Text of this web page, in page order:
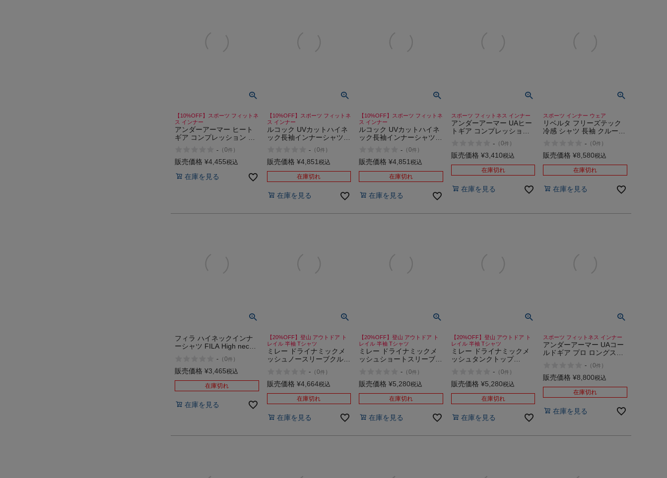
【10%OFF】スポーツ フィットネ
ス インナー
アンダーアーマー ヒート
ギア コンプレッション ロ
ナーシャツ スポーツ フィ
ットネス トレーニング イ
菌防臭 UVカット UNDER
- （0件 ）
販売価格 ¥4,455税込
在庫を見る
【10%OFF】スポーツ フィットネ
ス インナー
ルコック UVカットハイネ
ック長袖インナーシャツ le
High Neck Long Sleeves
Inner Shirt
-（0件 ）
販売価格 ¥4,851税込
在庫切れ
在庫を見る
【10%OFF】スポーツ フィットネ
ス インナー
ルコック UVカットハイネ
ック長袖インナーシャツ le
High Neck Long Sleeves
Inner Shirt
- （0件 ）
販売価格 ¥4,851税込
在庫切れ
在庫を見る
スポーツ フィットネス インナー
アンダーアーマー UAヒー
トギア コンプレッション
Compression Tank
-（0件 ）
販売価格 ¥3,410税込
在庫切れ
在庫を見る
スポーツ インナー ウェア
リベルタ フリーズテック
冷感 シャツ 長袖 クルーネ
ェア Liberta FREEZE
TECH
- （0件 ）
販売価格 ¥8,580税込
在庫切れ
在庫を見る
フィラ ハイネックインナ
ーシャツ FILA High neck
- （0件 ）
販売価格 ¥3,465税込
在庫切れ
在庫を見る
【20%OFF】登山 アウトドア ト
レイル 半袖 Tシャツ
ミレー ドライナミックメ
ッシュノースリーブクルー
Sleeveless Crew
-（0件 ）
販売価格 ¥4,664税込
在庫切れ
在庫を見る
【20%OFF】登山 アウトドア ト
レイル 半袖 Tシャツ
ミレー ドライナミックメ
ッシュショートスリーブ
- （0件 ）
販売価格 ¥5,280税込
在庫切れ
在庫を見る
【20%OFF】登山 アウトドア ト
レイル 半袖 Tシャツ
ミレー ドライナミックメ
ッシュタンクトップ
-（0件 ）
販売価格 ¥5,280税込
在庫切れ
在庫を見る
スポーツ フィットネス インナー
アンダーアーマー UAコー
ルドギア プロ ロングスリ
スポーツ フィットネス イ
ンナー 長袖 UNDER
- （0件 ）
販売価格 ¥8,800税込
在庫切れ
在庫を見る